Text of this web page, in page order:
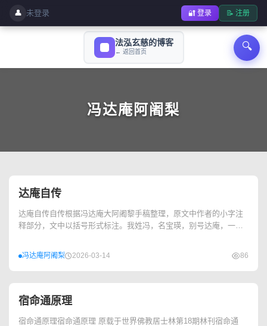
法泓玄慈的博客
← 返回首页
冯达庵阿阇梨
达庵自传
达庵自传自传根据冯达庵大阿阇黎手稿整理，原文中作者的小字注
释部分，文中以括号形式标注。我姓冯，名宝瑛，别号达庵，一八
冯达庵阿阇梨 2026-03-14 86
宿命通原理
宿命通原理宿命通原理 原载于世界佛教居士林第18期林刊宿命通
👤 未登录 🔐 登录 📝 注册
🔍